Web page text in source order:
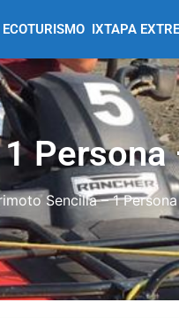
ECOTURISMO IXTAPA
Persona
Sencilla – 1